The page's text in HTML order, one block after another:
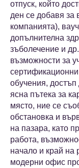
отпуск, който
ден се добавя за
компанията),
допълнителна
зъболечение и
възможности за
обучения,
ясна пътека за
място, ние се
обстановка и
на пазара, като
работа,
начало и край на
модерни офис